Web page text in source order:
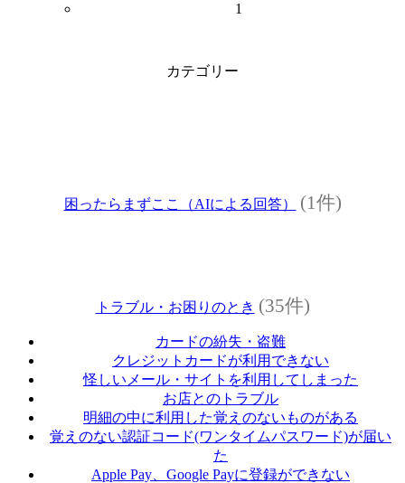
1
カテゴリー
困ったらまずここ（AIによる回答） (1件)
トラブル・お困りのとき (35件)
カードの紛失・盗難
クレジットカードが利用できない
怪しいメール・サイトを利用してしまった
お店とのトラブル
明細の中に利用した覚えのないものがある
覚えのない認証コード(ワンタイムパスワード)が届い
た
Apple Pay、Google Payに登録ができない